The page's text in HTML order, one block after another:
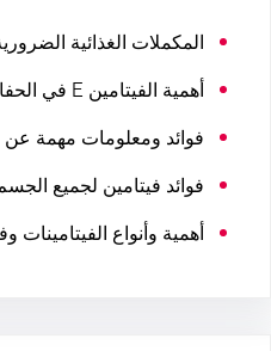
المكملات الغذائية
أهمية الفيتامين E في الحفاظ على صحة الجسم
فوائد ومعلومات مهمة عن
فوائد فيتامين لجميع
أهمية وأنواع الفيتامينات